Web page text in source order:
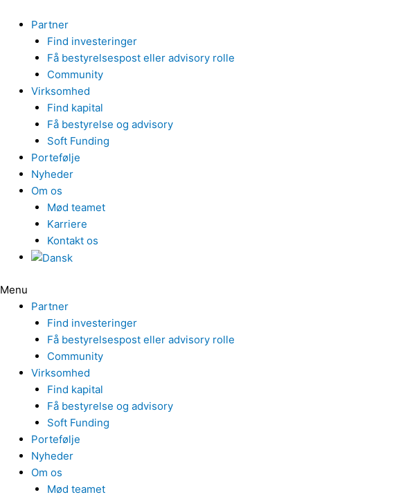
indholdet
Partner
Find investeringer
Få bestyrelsespost eller advisory rolle
Community
Virksomhed
Find kapital
Få bestyrelse og advisory
Soft Funding
Portefølje
Nyheder
Om os
Mød teamet
Karriere
Kontakt os
Menu
Partner
Find investeringer
Få bestyrelsespost eller advisory rolle
Community
Virksomhed
Find kapital
Få bestyrelse og advisory
Soft Funding
Portefølje
Nyheder
Om os
Mød teamet